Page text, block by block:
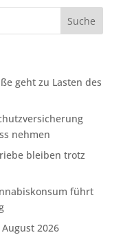
geht zu Lasten des
nehmen
bleiben trotz
führt
2026